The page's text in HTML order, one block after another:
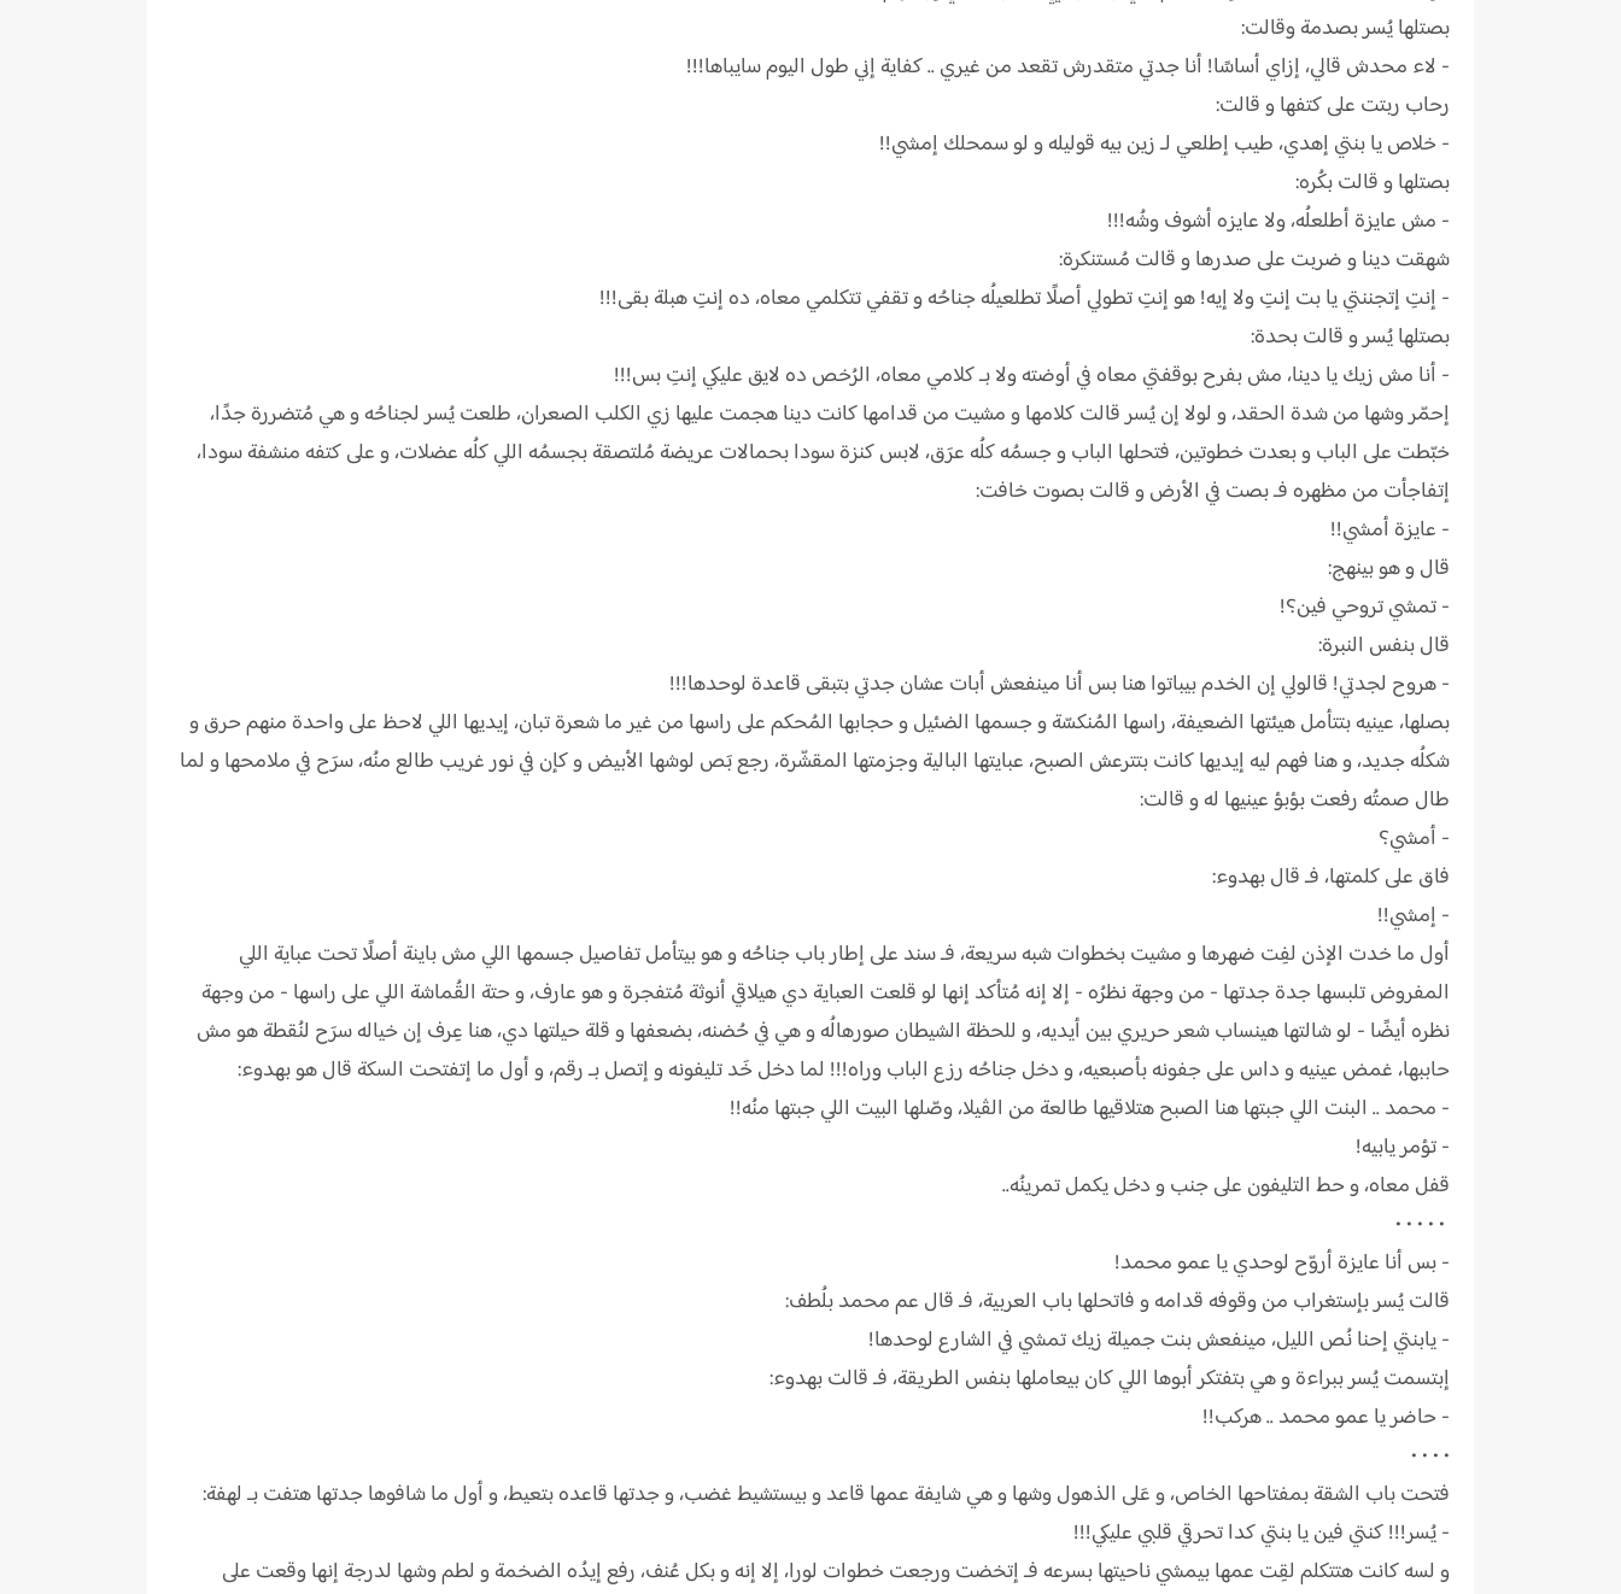
بصتلها يُسر بصدمة وقالت:
- لاء محدش قالي، إزاي أساسًا! أنا جدتي متقدرش تقعد من غيري .. كفاية إني طول اليوم سايباها!!!
رحاب ربتت على كتفها و قالت:
- خلاص يا بنتي إهدي، طيب إطلعي لـ زين بيه قوليله و لو سمحلك إمشي!!
بصتلها و قالت بكُره:
- مش عايزة أطلعلُه، ولا عايزه أشوف وشُه!!!
شهقت دينا و ضربت على صدرها و قالت مُستنكرة:
- إنتِ إتجننتي يا بت إنتِ ولا إيه! هو إنتِ تطولي أصلًا تطلعيلُه جناحُه و تقفي تتكلمي معاه، ده إنتِ هبلة بقى!!!
بصتلها يُسر و قالت بحدة:
- أنا مش زيك يا دينا، مش بفرح بوقفتي معاه في أوضته ولا بـ كلامي معاه، الرُخص ده لايق عليكي إنتِ بس!!!
إحمّر وشها من شدة الحقد، و لولا إن يُسر قالت كلامها و مشيت من قدامها كانت دينا هجمت عليها زي الكلب الصعران، طلعت يُسر لجناحُه و هي مُتضررة جدًا،
خبّطت على الباب و بعدت خطوتين، فتحلها الباب و جسمُه كلُه عرَق، لابس كنزة سودا بحمالات عريضة مُلتصقة بجسمُه اللي كلُه عضلات، و على كتفه منشفة سودا،
إتفاجأت من مظهره فـ بصت في الأرض و قالت بصوت خافت:
- عايزة أمشي!!
قال و هو بينهج:
- تمشي تروحي فين؟!
قال بنفس النبرة:
- هروح لجدتي! قالولي إن الخدم بيباتوا هنا بس أنا مينفعش أبات عشان جدتي بتبقى قاعدة لوحدها!!!
بصلها، عينيه بتتأمل هيئتها الضعيفة، راسها المُنكسّة و جسمها الضئيل و حجابها المُحكم على راسها من غير ما شعرة تبان، إيديها اللي لاحظ على واحدة منهم حرق و
شكلُه جديد، و هنا فهم ليه إيديها كانت بتترعش الصبح، عبايتها البالية وجزمتها المقشّرة، رجع بَص لوشها الأبيض و كإن في نور غريب طالع منُه، سرَح في ملامحها و لما
طال صمتُه رفعت بؤبؤ عينيها له و قالت:
- أمشي؟
فاق على كلمتها، فـ قال بهدوء:
- إمشي!!
أول ما خدت الإذن لفِت ضهرها و مشيت بخطوات شبه سريعة، فـ سند على إطار باب جناحُه و هو بيتأمل تفاصيل جسمها اللي مش باينة أصلًا تحت عباية اللي
المفروض تلبسها جدة جدتها - من وجهة نظرُه - إلا إنه مُتأكد إنها لو قلعت العباية دي هيلاقي أنوثة مُتفجرة و هو عارف، و حتة القُماشة اللي على راسها - من وجهة
نظره أيضًا - لو شالتها هينساب شعر حريري بين أيديه، و للحظة الشيطان صورهالُه و هي في حُضنه، بضعفها و قلة حيلتها دي، هنا عِرف إن خياله سرَح لنُقطة هو مش
حاببها، غمض عينيه و داس على جفونه بأصبعيه، و دخل جناحُه رزع الباب وراه!!! لما دخل خَد تليفونه و إتصل بـ رقم، و أول ما إتفتحت السكة قال هو بهدوء:
- محمد .. البنت اللي جبتها هنا الصبح هتلاقيها طالعة من الڤيلا، وصّلها البيت اللي جبتها منُه!!
- تؤمر يابيه!
قفل معاه، و حط التليفون على جنب و دخل يكمل تمرينُه..
• • • • •
- بس أنا عايزة أروّح لوحدي يا عمو محمد!
قالت يُسر بإستغراب من وقوفه قدامه و فاتحلها باب العربية، فـ قال عم محمد بلُطف:
- يابنتي إحنا نُص الليل، مينفعش بنت جميلة زيك تمشي في الشارع لوحدها!
إبتسمت يُسر ببراءة و هي بتفتكر أبوها اللي كان بيعاملها بنفس الطريقة، فـ قالت بهدوء:
- حاضر يا عمو محمد .. هركب!!
• • • •
فتحت باب الشقة بمفتاحها الخاص، و عَلى الذهول وشها و هي شايفة عمها قاعد و بيستشيط غضب، و جدتها قاعده بتعيط، و أول ما شافوها جدتها هتفت بـ لهفة:
- يُسر!!! كنتي فين يا بنتي كدا تحرقي قلبي عليكي!!!
و لسه كانت هتتكلم لقِت عمها بيمشي ناحيتها بسرعه فـ إتخضت ورجعت خطوات لورا، إلا إنه و بكل عُنف، رفع إيدُه الضخمة و لطم وشها لدرجة إنها وقعت على